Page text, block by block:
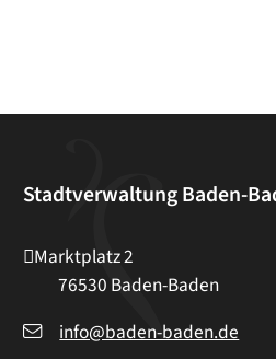
Stadtverwaltung Baden-
Marktplatz 2
76530 Baden-Baden
info@baden-baden.de